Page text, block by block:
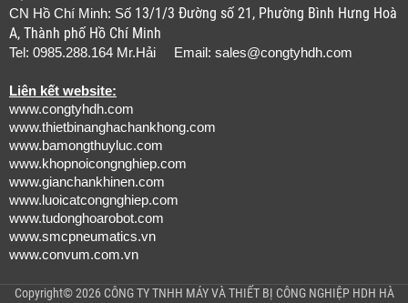
CN Hồ Chí Minh: Số 13/1/3 Đường số 21, Phường Bình Hưng Hoà
A, Thành phố Hồ Chí Minh
Tel: 0985.288.164 Mr.Hải Email: sales@congtyhdh.com
Liên kết website:
www.congtyhdh.com
www.thietbinanghachankhong.com
www.bamongthuyluc.com
www.khopnoicongnghiep.com
www.gianchankhinen.com
www.luoicatcongnghiep.com
www.tudonghoarobot.com
www.smcpneumatics.vn
www.convum.com.vn
Copyright© 2026 CÔNG TY TNHH MÁY VÀ THIẾT BỊ CÔNG NGHIỆP HDH HÀ